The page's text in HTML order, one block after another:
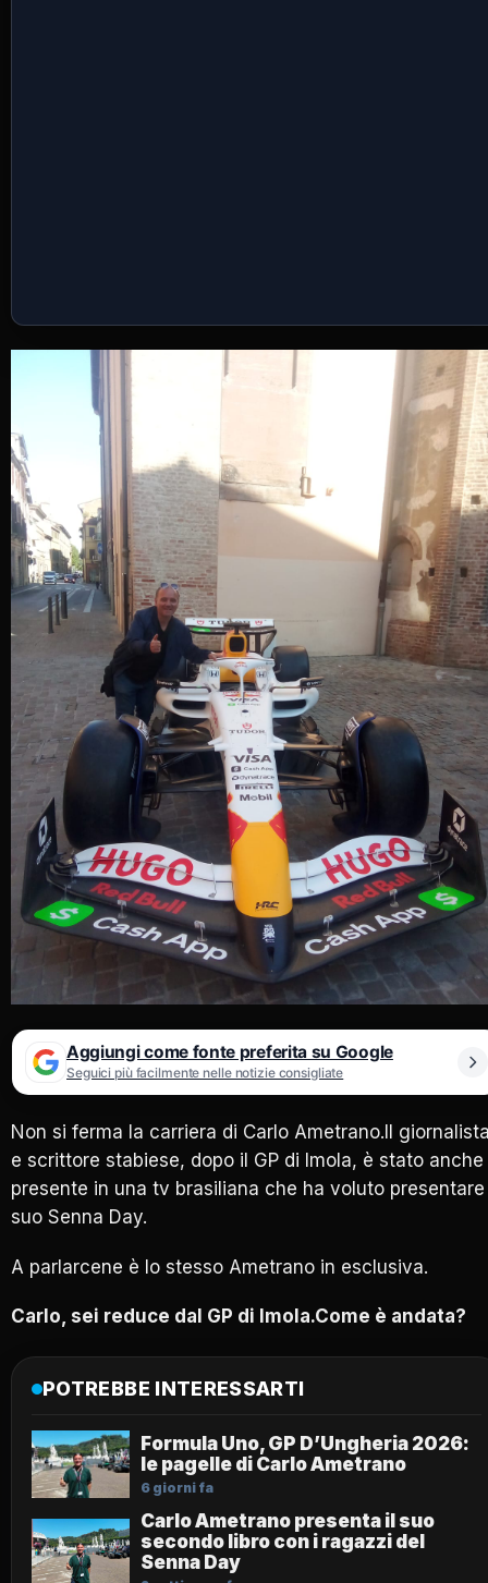
Aggiungi come fonte preferita su Google
Seguici più facilmente nelle notizie consigliate
Non si ferma la carriera di Carlo Ametrano.Il
e scrittore stabiese, dopo il GP di Imola, è stato anche
presente in una tv brasiliana che ha voluto
suo Senna Day.
A parlarcene è lo stesso Ametrano in esclusiva.
Carlo, sei reduce dal GP di Imola.Come è andata?
POTREBBE INTERESSARTI
Formula Uno, GP D’Ungheria 2026:
le pagelle di Carlo Ametrano
6 giorni fa
Carlo Ametrano presenta il suo
secondo libro con i ragazzi del
Senna Day